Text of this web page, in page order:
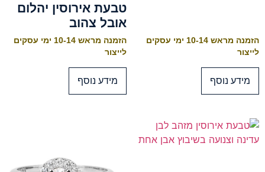
הזמנה מראש 10-14 ימי עסקים
לייצור
מידע נוסף
טבעת אירוסין יהלום
אובל צהוב
הזמנה מראש 10-14 ימי עסקים
לייצור
מידע נוסף